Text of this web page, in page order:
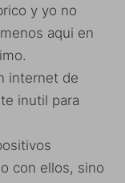
y yo no
aqui en
internet de
inutil para
con ellos, sino